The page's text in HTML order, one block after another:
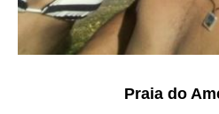
Praia do